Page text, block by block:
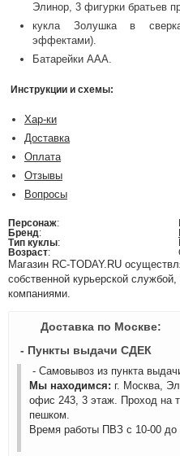
Элинор, 3 фигурки братьев
кукла Золушка в
эффектами).
Батарейки ААА.
Инструкции и схемы:
Хар-ки
Доставка
Оплата
Отзывы
Вопросы
Персонаж:
Бренд:
Тип куклы:
Возраст:
Магазин RC-TODAY.RU
собственной курьерской
компаниями.
Доставка по Москве:
- Пункты выдачи СДЕК
- Самовывоз из пункта
Мы находимся: г. Москва,
офис 243, 3 этаж. Проход на
пешком.
Время работы ПВЗ с 10-00 до